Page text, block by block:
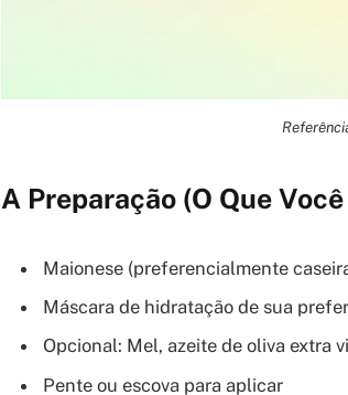
A Preparação (O Que
Maionese (preferencialmente
Máscara de hidratação de sua
Opcional: Mel, azeite de oliva extra
Pente ou escova para aplicar